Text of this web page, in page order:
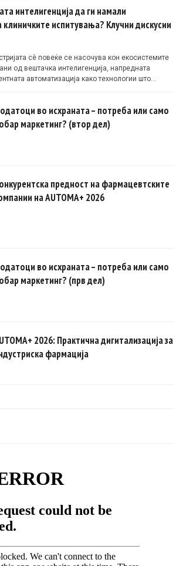
интелигенција да ги намали
испитувања? Клучни дискусии
сè повеќе се насочува кон екосистемите
од вештачка интелигенција, напредната
автоматизација како технологии што
во исхраната – потреба или само
маркетинг? (втор дел)
предност на фармацевтските
на AUTOMA+ 2026
во исхраната – потреба или само
маркетинг? (прв дел)
2026: Практична дигитализација за
фармација